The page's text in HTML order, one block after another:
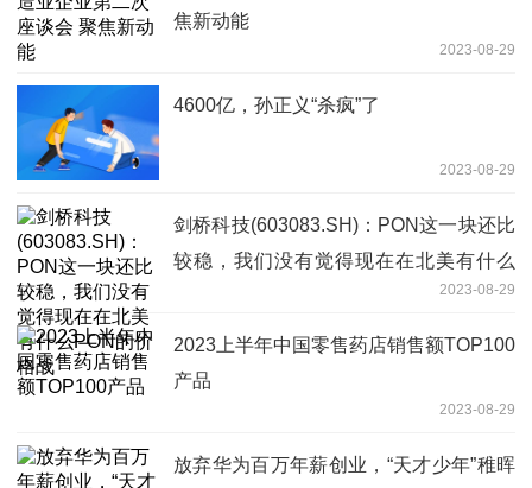
焦新动能
2023-08-29
4600亿，孙正义“杀疯”了
2023-08-29
剑桥科技(603083.SH)：PON这一块还比
较稳，我们没有觉得现在在北美有什么
2023-08-29
2023上半年中国零售药店销售额TOP100
产品
2023-08-29
放弃华为百万年薪创业，“天才少年”稚晖